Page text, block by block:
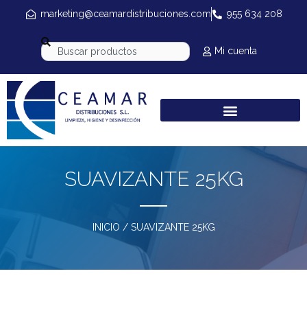
marketing@ceamardistribuciones.com 955 634 208
Mi cuenta
SUAVIZANTE 25KG
INICIO / SUAVIZANTE 25KG